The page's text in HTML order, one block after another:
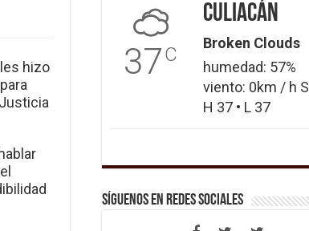
hizo
37C
Culiacán
Broken Clouds
humedad: 57%
viento: 0km / h S
H 37 • L 37
Síguenos en Redes Sociales